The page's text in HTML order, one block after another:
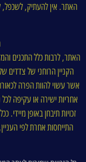
האתר. אין להעתיק,
האתר, לרבות כלל התכנים
הקניין הרוחני של צדדים
אשר עשוי להוות הפרה
אחריות ישירה או עקיפה
זכויות תיבחן באופן מיידי.
התייחסות אחרת לפי